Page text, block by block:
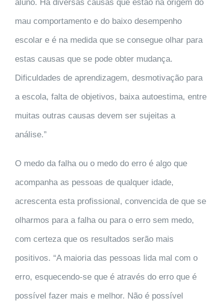
aluno. Há diversas causas que estão na origem do
mau comportamento e do baixo desempenho
escolar e é na medida que se consegue olhar para
estas causas que se pode obter mudança.
Dificuldades de aprendizagem, desmotivação para
a escola, falta de objetivos, baixa autoestima, entre
muitas outras causas devem ser sujeitas a
análise.”
O medo da falha ou o medo do erro é algo que
acompanha as pessoas de qualquer idade,
acrescenta esta profissional, convencida de que se
olharmos para a falha ou para o erro sem medo,
com certeza que os resultados serão mais
positivos. “A maioria das pessoas lida mal com o
erro, esquecendo-se que é através do erro que é
possível fazer mais e melhor. Não é possível